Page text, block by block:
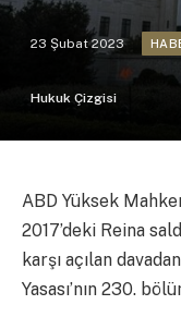
23 Şubat 2023
Hukuk Çizgisi
ABD Yüksek
2017’deki Reina
karşı açılan
Yasası’nın 230.